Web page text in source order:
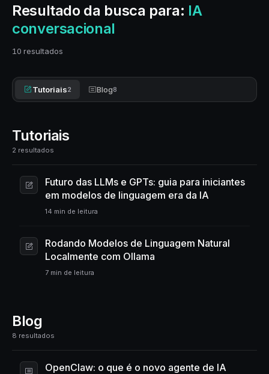
Resultado da busca para: IA
conversacional
10 resultados
Tutoriais2 Blog8
Tutoriais
2 resultados
Futuro das LLMs e GPTs: guia para iniciantes
em modelos de linguagem era da IA
14 min de leitura
Rodando Modelos de Linguagem Natural
Localmente com Ollama
7 min de leitura
Blog
8 resultados
OpenClaw: o que é o novo agente de IA